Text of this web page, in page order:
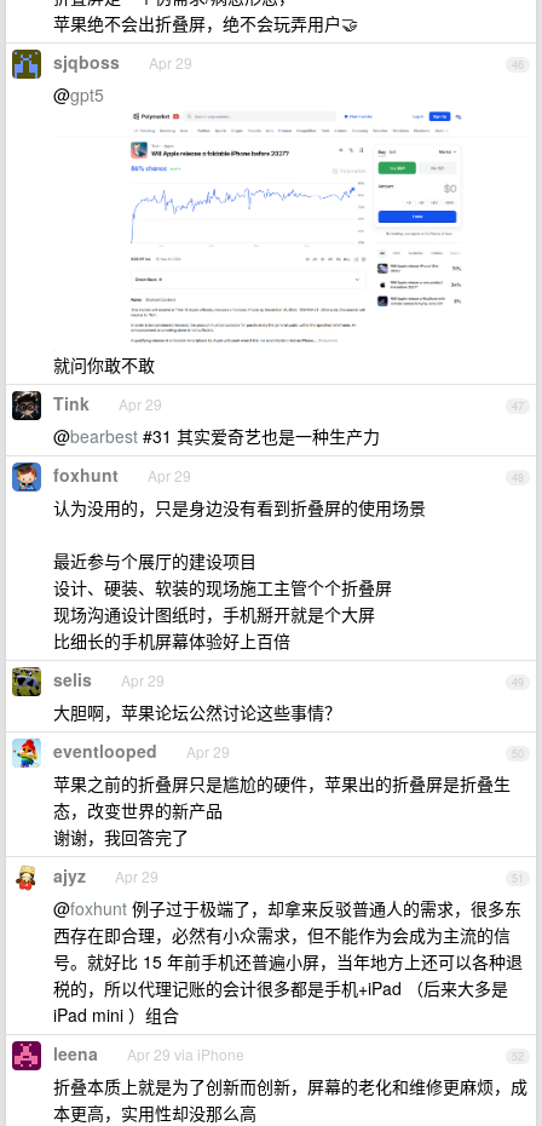
苹果绝不会出折叠屏，绝不会玩弄用户🤝
46
sjqboss Apr 29
@gpt5
就问你敢不敢
47
Tink Apr 29
@bearbest #31 其实爱奇艺也是一种生产力
48
foxhunt Apr 29
认为没用的，只是身边没有看到折叠屏的使用场景
最近参与个展厅的建设项目
设计、硬装、软装的现场施工主管个个折叠屏
现场沟通设计图纸时，手机掰开就是个大屏
比细长的手机屏幕体验好上百倍
49
selis Apr 29
大胆啊，苹果论坛公然讨论这些事情？
50
eventlooped Apr 29
苹果之前的折叠屏只是尴尬的硬件，苹果出的折叠屏是折叠生
态，改变世界的新产品
谢谢，我回答完了
51
ajyz Apr 29
@foxhunt 例子过于极端了，却拿来反驳普通人的需求，很多东
西存在即合理，必然有小众需求，但不能作为会成为主流的信
号。就好比 15 年前手机还普遍小屏，当年地方上还可以各种退
税的，所以代理记账的会计很多都是手机+iPad （后来大多是
iPad mini ）组合
52
leena Apr 29 via iPhone
折叠本质上就是为了创新而创新，屏幕的老化和维修更麻烦，成
本更高，实用性却没那么高